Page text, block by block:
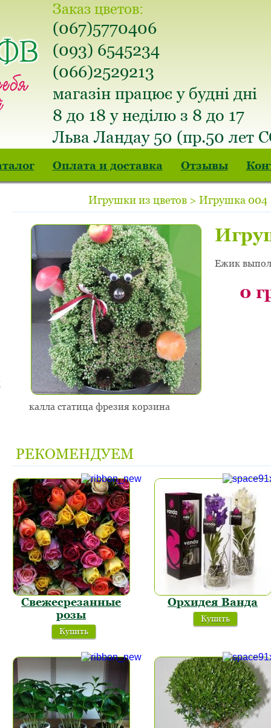
Заказ цветов:
(067)5770406
(093) 6545234
(066)2529213
магазін працює у будні дні
8 до 18 у неділю з 8 до 17
Льва Ландау 50 (пр.50 лет
Оплата и доставка Отзывы
Игрушки из цветов > Игрушка 004
Ежик
0
калла статица фрезия корзина
РЕКОМЕНДУЕМ
Свежесрезанные
розы
Купить
Орхидея Ванда
Купить